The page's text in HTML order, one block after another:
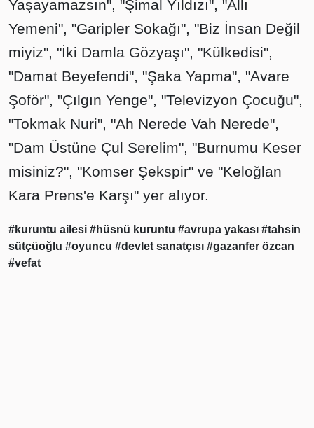
Yaşayamazsın", "Şimal Yıldızı", "Allı
Yemeni", "Garipler Sokağı", "Biz İnsan Değil
miyiz", "İki Damla Gözyaşı", "Külkedisi",
"Damat Beyefendi", "Şaka Yapma", "Avare
Şoför", "Çılgın Yenge", "Televizyon Çocuğu",
"Tokmak Nuri", "Ah Nerede Vah Nerede",
"Dam Üstüne Çul Serelim", "Burnumu Keser
misiniz?", "Komser Şekspir" ve "Keloğlan
Kara Prens'e Karşı" yer alıyor.
#kuruntu ailesi #hüsnü kuruntu #avrupa yakası #tahsin
sütçüoğlu #oyuncu #devlet sanatçısı #gazanfer özcan
#vefat